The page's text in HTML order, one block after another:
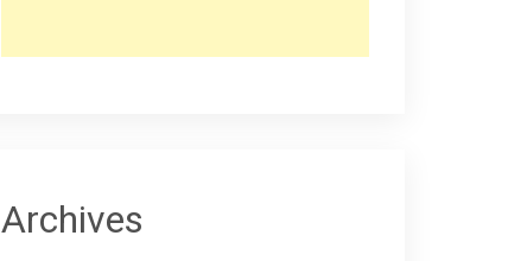
Archives